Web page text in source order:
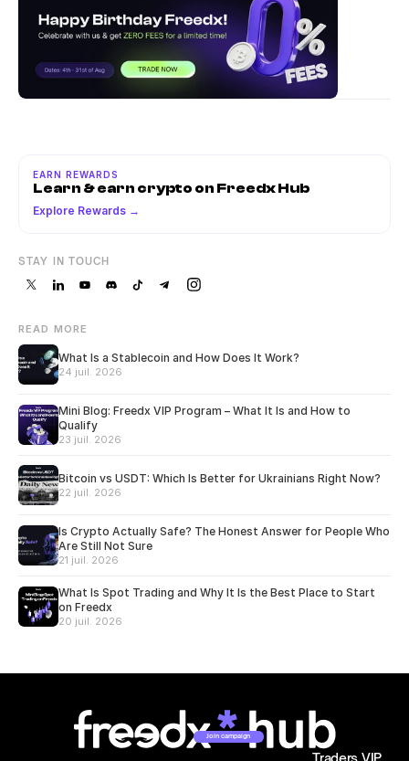
EARN REWARDS
Learn & earn crypto on Freedx Hub
Explore Rewards →
STAY IN TOUCH
READ MORE
What Is a Stablecoin and How Does It Work?
24 juil. 2026
Mini Blog: Freedx VIP Program – What It Is and How to
Qualify
23 juil. 2026
Bitcoin vs USDT: Which Is Better for Ukrainians Right Now?
22 juil. 2026
Is Crypto Actually Safe? The Honest Answer for People Who
Are Still Not Sure
21 juil. 2026
What Is Spot Trading and Why It Is the Best Place to Start
on Freedx
20 juil. 2026
Join campaign
Traders VIP